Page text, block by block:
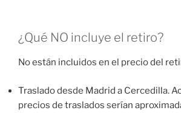
¿Qué NO incluye el retiro?
No están incluidos en el precio del
Traslado desde Madrid a Cercedilla.
precios de traslados serían